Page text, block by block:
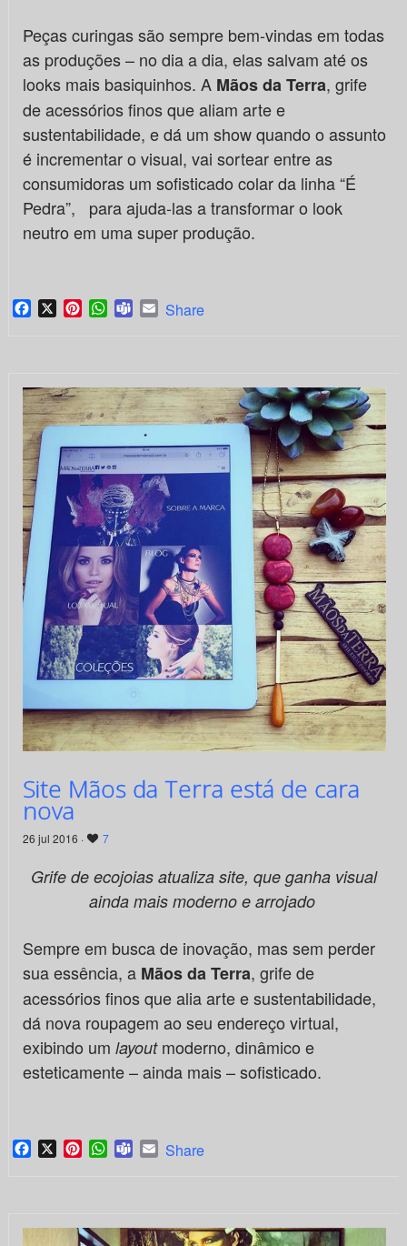
Peças curingas são sempre bem-vindas em todas
as produções – no dia a dia, elas salvam até os
looks mais basiquinhos. A Mãos da Terra, grife
de acessórios finos que aliam arte e
sustentabilidade, e dá um show quando o assunto
é incrementar o visual, vai sortear entre as
consumidoras um sofisticado colar da linha “É
Pedra”, para ajuda-las a transformar o look
neutro em uma super produção.
Facebook
X PinterestWhatsApp
TeamsEmail
Share
Site Mãos da Terra está de cara
nova
26 jul 2016 · 7
Grife de ecojoias atualiza site, que ganha visual
ainda mais moderno e arrojado
Sempre em busca de inovação, mas sem perder
sua essência, a Mãos da Terra, grife de
acessórios finos que alia arte e sustentabilidade,
dá nova roupagem ao seu endereço virtual,
exibindo um layoutmoderno, dinâmico e
esteticamente – ainda mais – sofisticado.
Facebook
X PinterestWhatsApp
TeamsEmail
Share